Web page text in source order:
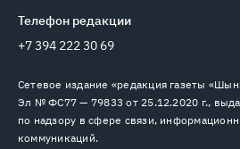
Телефон редакции
+7 394 222 30 69
Сетевое издание «редакция газеты
Эл № ФС77 — 79833 от 25.12.2020 г.,
по надзору в сфере связи,
коммуникаций.